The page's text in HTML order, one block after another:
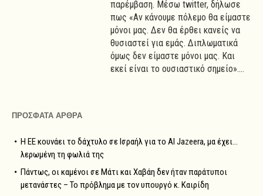
παρέμβαση. Μέσω twitter, δήλωσε
πως «Αν κάνουμε πόλεμο θα είμαστε
μόνοι μας. Δεν θα έρθει κανείς να
θυσιαστεί για εμάς. Διπλωματικά
όμως δεν είμαστε μόνοι μας. Και
εκεί είναι το ουσιαστικό σημείο»....
ΠΡΟΣΦΑΤΑ ΑΡΘΡΑ
Η ΕΕ κουνάει το δάχτυλο σε Ισραήλ για το Al Jazeera, μα έχει…
λερωμένη τη φωλιά της
Πάντως, οι καμένοι σε Μάτι και Χαβάη δεν ήταν παράτυποι
μετανάστες – Το πρόβλημα με τον υπουργό κ. Καιρίδη